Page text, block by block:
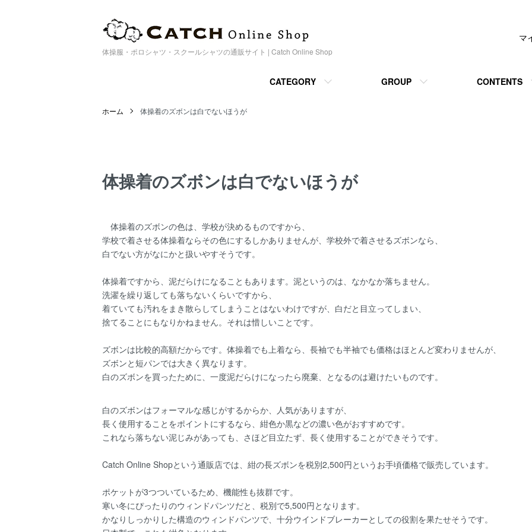
体操服・ポロシャツ・スクールシャツの通販サイト | Catch Online Shop
CATEGORY GROUP CONTENTS
マ
ホーム 体操着のズボンは白でないほうが
体操着のズボンは白でないほうが
体操着のズボンの色は、学校が決めるものですから、
学校で着させる体操着ならその色にするしかありませんが、学校外で着させるズボンなら、
白でない方がなにかと扱いやすそうです。
体操着ですから、泥だらけになることもあります。泥というのは、なかなか落ちません。
洗濯を繰り返しても落ちないくらいですから、
着ていても汚れをまき散らしてしまうことはないわけですが、白だと目立ってしまい、
捨てることにもなりかねません。それは惜しいことです。
ズボンは比較的高額だからです。体操着でも上着なら、長袖でも半袖でも価格はほとんど変わりませんが、
ズボンと短パンでは大きく異なります。
白のズボンを買ったために、一度泥だらけになったら廃棄、となるのは避けたいものです。
白のズボンはフォーマルな感じがするからか、人気がありますが、
長く使用することをポイントにするなら、紺色か黒などの濃い色がおすすめです。
これなら落ちない泥じみがあっても、さほど目立たず、長く使用することができそうです。
Catch Online Shopという通販店では、紺の長ズボンを税別2,500円というお手頃価格で販売しています。
ポケットが3つついているため、機能性も抜群です。
寒い冬にぴったりのウィンドパンツだと、税別で5,500円となります。
かなりしっかりした構造のウィンドパンツで、十分ウインドブレーカーとしての役割を果たせそうです。